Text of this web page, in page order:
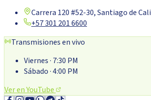
Carrera 120 #52-30, Santiago de Cali
+57 301 201 6600
Transmisiones en vivo
Viernes· 7:30 PM
Sábado· 4:00 PM
Ver en YouTube